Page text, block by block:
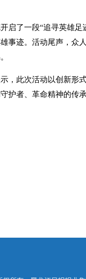
启了一段“追寻英雄
事迹。活动尾声，众
，此次活动以创新形
护者、革命精神的传